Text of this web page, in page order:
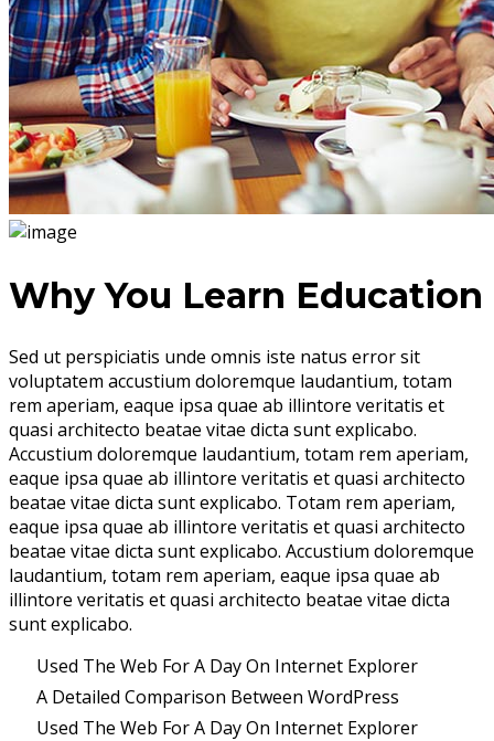
Why You Learn Education
Sed ut perspiciatis unde omnis iste natus error sit
voluptatem accustium doloremque laudantium, totam
rem aperiam, eaque ipsa quae ab illintore veritatis et
quasi architecto beatae vitae dicta sunt explicabo.
Accustium doloremque laudantium, totam rem aperiam,
eaque ipsa quae ab illintore veritatis et quasi architecto
beatae vitae dicta sunt explicabo. Totam rem aperiam,
eaque ipsa quae ab illintore veritatis et quasi architecto
beatae vitae dicta sunt explicabo. Accustium doloremque
laudantium, totam rem aperiam, eaque ipsa quae ab
illintore veritatis et quasi architecto beatae vitae dicta
sunt explicabo.
Used The Web For A Day On Internet Explorer
A Detailed Comparison Between WordPress
Used The Web For A Day On Internet Explorer